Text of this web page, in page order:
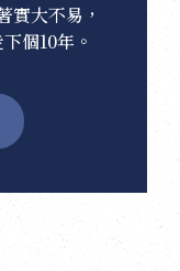
實大不易，
個10年。